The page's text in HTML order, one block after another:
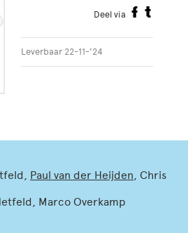
Deel via
Leverbaar 22-11-'24
Paul van der Heijden, Chris
Marco Overkamp